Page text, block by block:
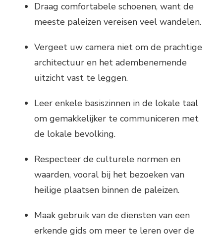
Draag comfortabele schoenen, want de
meeste paleizen vereisen veel wandelen.
Vergeet uw camera niet om de prachtige
architectuur en het adembenemende
uitzicht vast te leggen.
Leer enkele basiszinnen in de lokale taal
om gemakkelijker te communiceren met
de lokale bevolking.
Respecteer de culturele normen en
waarden, vooral bij het bezoeken van
heilige plaatsen binnen de paleizen.
Maak gebruik van de diensten van een
erkende gids om meer te leren over de